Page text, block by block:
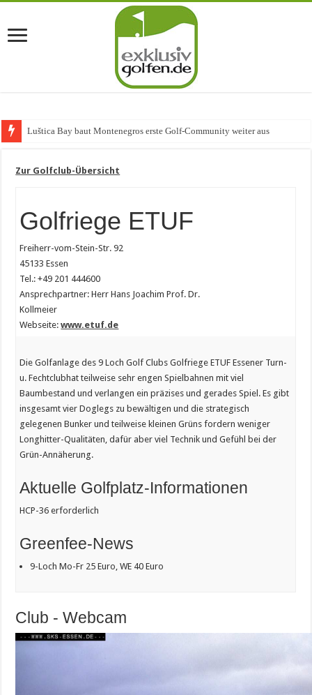
Luštica Bay baut Montenegros erste Golf-Community weiter aus
Zur Golfclub-Übersicht
Golfriege ETUF
Freiherr-vom-Stein-Str. 92
45133 Essen
Tel.: +49 201 444600
Ansprechpartner: Herr Hans Joachim Prof. Dr.
Kollmeier
Webseite:www.etuf.de
Die Golfanlage des 9 Loch Golf Clubs Golfriege ETUF Essener Turn-
u. Fechtclubhat teilweise sehr engen Spielbahnen mit viel
Baumbestand und verlangen ein präzises und gerades Spiel. Es gibt
insgesamt vier Doglegs zu bewältigen und die strategisch
gelegenen Bunker und teilweise kleinen Grüns fordern weniger
Longhitter-Qualitäten, dafür aber viel Technik und Gefühl bei der
Grün-Annäherung.
Aktuelle Golfplatz-Informationen
HCP-36 erforderlich
Greenfee-News
9-Loch Mo-Fr 25 Euro, WE 40 Euro
Club - Webcam